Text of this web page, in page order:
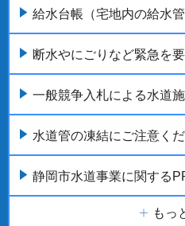
給水台帳（宅地内の給水
断水やにごりなど緊急を
一般競争入札による水道
水道管の凍結にご注意く
静岡市水道事業に関する
もっ